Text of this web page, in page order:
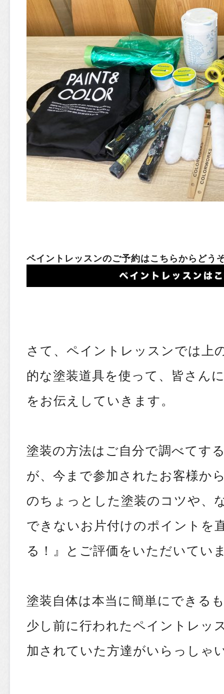
ペイントレッスンのご予約はこちらからどう
さて、ペイントレッスンでは上
的な塗装道具を使って、皆さん
をお伝えしていきます。
塗装の方法はご自分で調べてす
が、今まで参加されたお客様か
のちょっとした塗装のコツや、
できないお片付けのポイントを
る！』とご評価をいただいてい
塗装自体は本当に簡単にできる
少し前に行われたペイントレッ
加されていた方達がいらっしゃ